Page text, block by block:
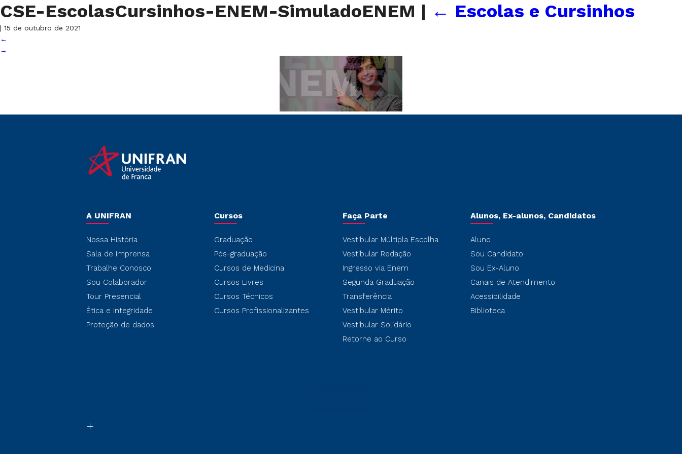
CSE-EscolasCursinhos-ENEM-SimuladoENEM | ← Escolas e Cursinhos
| 15 de outubro de 2021
←
→
A UNIFRAN
Nossa História
Sala de Imprensa
Trabalhe Conosco
Sou Colaborador
Tour Presencial
Ética e Integridade
Proteção de dados
Cursos
Graduação
Pós-graduação
Cursos de Medicina
Cursos Livres
Cursos Técnicos
Cursos Profissionalizantes
Faça Parte
Vestibular Múltipla Escolha
Vestibular Redação
Ingresso via Enem
Segunda Graduação
Transferência
Vestibular Mérito
Vestibular Solidário
Retorne ao Curso
Alunos, Ex-alunos, Candidatos
Aluno
Sou Candidato
Sou Ex-Aluno
Canais de Atendimento
Acessibilidade
Biblioteca